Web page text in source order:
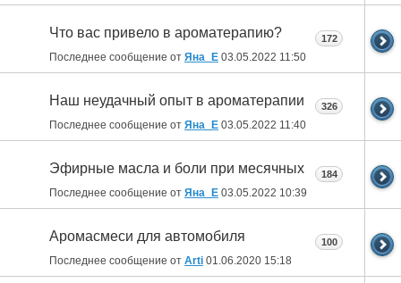
Что вас привело в ароматерапию?
Последнее сообщение от Яна_Е 03.05.2022 11:50
172
Наш неудачный опыт в ароматерапии
Последнее сообщение от Яна_Е 03.05.2022 11:40
326
Эфирные масла и боли при месячных
Последнее сообщение от Яна_Е 03.05.2022 10:39
184
Аромасмеси для автомобиля
Последнее сообщение от Arti 01.06.2020 15:18
100